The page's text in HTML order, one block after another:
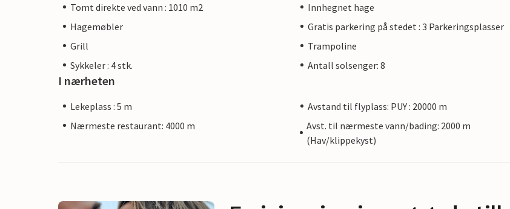
Tomt direkte ved vann : 1010 m2
Innhegnet hage
Hagemøbler
Gratis parkering på stedet : 3 Parkeringsplasser
Grill
Trampoline
Sykkeler : 4 stk.
Antall solsenger: 8
I nærheten
Lekeplass : 5 m
Avstand til flyplass: PUY : 20000 m
Nærmeste restaurant: 4000 m
Avst. til nærmeste vann/bading: 2000 m
(Hav/klippekyst)